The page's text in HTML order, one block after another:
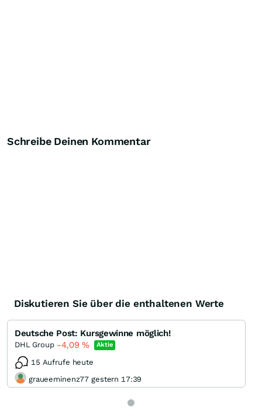
Schreibe Deinen Kommentar
Diskutieren Sie über die enthaltenen Werte
Deutsche Post: Kursgewinne möglich!
DHL Group -4,09% Aktie
15 Aufrufe heute
graueeminenz77 gestern 17:39